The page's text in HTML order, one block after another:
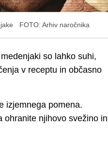
FOTO: Arhiv naročnika
so lahko suhi,
v receptu in občasno
izjemnega pomena.
ohranite njihovo svežino in